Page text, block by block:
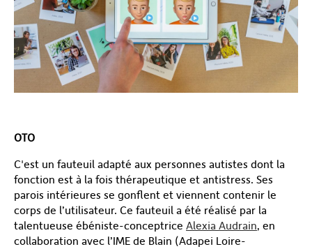
OTO
C'est un fauteuil adapté aux personnes autistes dont la
fonction est à la fois thérapeutique et antistress. Ses
parois intérieures se gonflent et viennent contenir le
corps de l’utilisateur. Ce fauteuil a été réalisé par la
talentueuse ébéniste-conceptrice Alexia Audrain, en
collaboration avec l’IME de Blain (Adapei Loire-